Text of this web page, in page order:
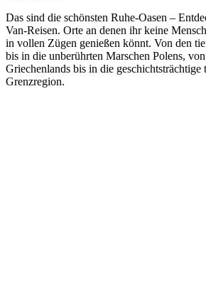
Das sind die schönsten Ruhe-Oasen –
Van-Reisen. Orte an denen ihr keine
in vollen Zügen genießen könnt. Von den
bis in die unberührten Marschen Polens,
Griechenlands bis in die geschichtsträchtige
Grenzregion.